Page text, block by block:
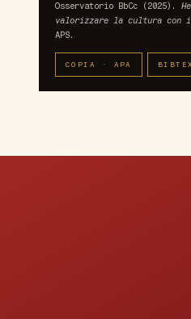
Osservatorio BbCc (2025).
valorizzare la cultura
APS.
COPIA · APA BIBTEX